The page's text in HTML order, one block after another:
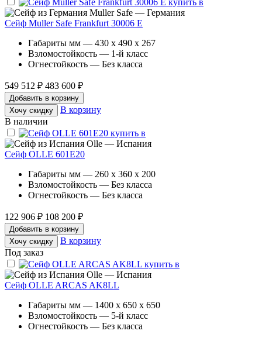
Muller Safe — Германия
Сейф Muller Safe Frankfurt 30006 E
Габариты мм — 430 x 490 x 267
Взломостойкость — 1-й класс
Огнестойкость — Без класса
549 512 ₽ 483 600 ₽
Добавить в корзину
Хочу скидку
В корзину
В наличии
Olle — Испания
Сейф OLLE 601E20
Габариты мм — 260 x 360 x 200
Взломостойкость — Без класса
Огнестойкость — Без класса
122 906 ₽ 108 200 ₽
Добавить в корзину
Хочу скидку
В корзину
Под заказ
Olle — Испания
Сейф OLLE ARCAS AK8LL
Габариты мм — 1400 x 650 x 650
Взломостойкость — 5-й класс
Огнестойкость — Без класса